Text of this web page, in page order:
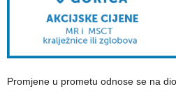
Promjene u prometu odnose se na